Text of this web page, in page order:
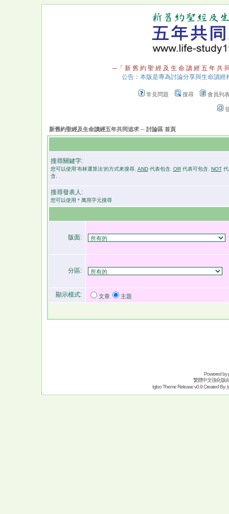
─「 新 舊 約 聖 經 及 生 命 讀 經 五 年 共
公告：本版是專為討論分享與生命讀
常見問題 搜尋 會員列
新舊約聖經及生命讀經五年共同追求 ─ 討論區 首頁
搜尋關鍵字:
您可以使用'布林運算法'的方式來搜尋. AND代表包含. OR代表可包含. NOT代
含.
搜尋發表人:
您可以使用 * 萬用字元搜尋
版面:
分區:
顯示模式: 文章 主題
Powered by
繁體中文強化版
Igloo Theme Release v0.9 Created By: